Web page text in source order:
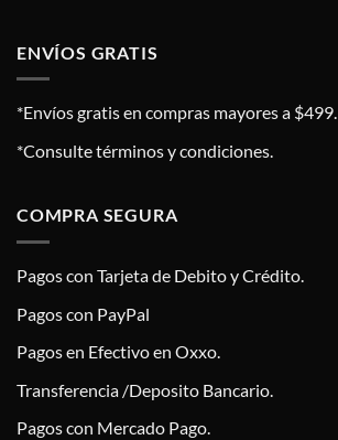
ENVÍOS GRATIS
*Envíos gratis en compras mayores a $499.
*Consulte términos y condiciones.
COMPRA SEGURA
Pagos con Tarjeta de Debito y Crédito.
Pagos con PayPal
Pagos en Efectivo en Oxxo.
Transferencia /Deposito Bancario.
Pagos con Mercado Pago.